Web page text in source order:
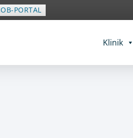
PORTAL
Klinik